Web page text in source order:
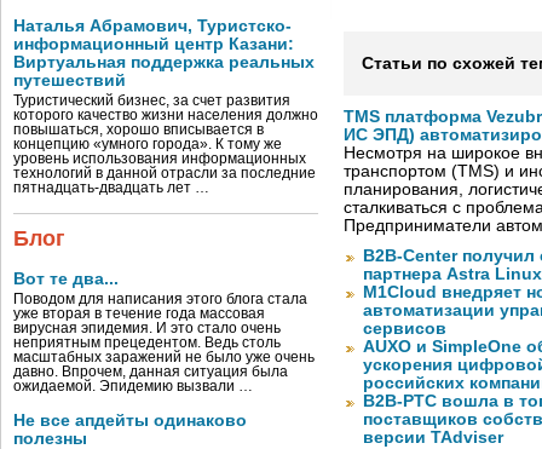
Наталья Абрамович, Туристско-
информационный центр Казани:
Виртуальная поддержка реальных
путешествий
Туристический бизнес, за счет развития
которого качество жизни населения должно
повышаться, хорошо вписывается в
концепцию «умного города». К тому же
уровень использования информационных
технологий в данной отрасли за последние
пятнадцать-двадцать лет …
Блог
Вот те два...
Поводом для написания этого блога стала
уже вторая в течение года массовая
вирусная эпидемия. И это стало очень
неприятным прецедентом. Ведь столь
масштабных заражений не было уже очень
давно. Впрочем, данная ситуация была
ожидаемой. Эпидемию вызвали …
Не все апдейты одинаково
полезны
Статьи по схожей
TMS платформа
ИС ЭПД)
Несмотря на широкое
транспортом (TMS) и
планирования,
сталкиваться с
Предприниматели
B2B-Center получил
партнера Astra Linux
M1Cloud внедряет
автоматизации
сервисов
AUXO и SimpleOne
ускорения
российских
B2B-РТС вошла в
поставщиков
версии TAdviser